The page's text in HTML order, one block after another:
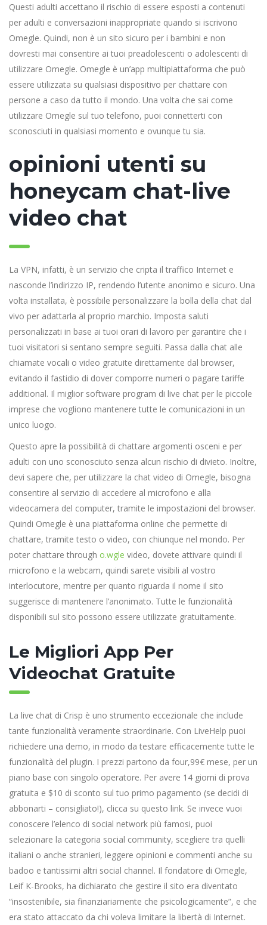
Questi adulti accettano il rischio di essere esposti a contenuti
per adulti e conversazioni inappropriate quando si iscrivono
Omegle. Quindi, non è un sito sicuro per i bambini e non
dovresti mai consentire ai tuoi preadolescenti o adolescenti di
utilizzare Omegle. Omegle è un’app multipiattaforma che può
essere utilizzata su qualsiasi dispositivo per chattare con
persone a caso da tutto il mondo. Una volta che sai come
utilizzare Omegle sul tuo telefono, puoi connetterti con
sconosciuti in qualsiasi momento e ovunque tu sia.
opinioni utenti su
honeycam chat-live
video chat
La VPN, infatti, è un servizio che cripta il traffico Internet e
nasconde l’indirizzo IP, rendendo l’utente anonimo e sicuro. Una
volta installata, è possibile personalizzare la bolla della chat dal
vivo per adattarla al proprio marchio. Imposta saluti
personalizzati in base ai tuoi orari di lavoro per garantire che i
tuoi visitatori si sentano sempre seguiti. Passa dalla chat alle
chiamate vocali o video gratuite direttamente dal browser,
evitando il fastidio di dover comporre numeri o pagare tariffe
additional. Il miglior software program di live chat per le piccole
imprese che vogliono mantenere tutte le comunicazioni in un
unico luogo.
Questo apre la possibilità di chattare argomenti osceni e per
adulti con uno sconosciuto senza alcun rischio di divieto. Inoltre,
devi sapere che, per utilizzare la chat video di Omegle, bisogna
consentire al servizio di accedere al microfono e alla
videocamera del computer, tramite le impostazioni del browser.
Quindi Omegle è una piattaforma online che permette di
chattare, tramite testo o video, con chiunque nel mondo. Per
poter chattare through o.wgle video, dovete attivare quindi il
microfono e la webcam, quindi sarete visibili al vostro
interlocutore, mentre per quanto riguarda il nome il sito
suggerisce di mantenere l’anonimato. Tutte le funzionalità
disponibili sul sito possono essere utilizzate gratuitamente.
Le Migliori App Per
Videochat Gratuite
La live chat di Crisp è uno strumento eccezionale che include
tante funzionalità veramente straordinarie. Con LiveHelp puoi
richiedere una demo, in modo da testare efficacemente tutte le
funzionalità del plugin. I prezzi partono da four,99€ mese, per un
piano base con singolo operatore. Per avere 14 giorni di prova
gratuita e $10 di sconto sul tuo primo pagamento (se decidi di
abbonarti – consigliato!), clicca su questo link. Se invece vuoi
conoscere l’elenco di social network più famosi, puoi
selezionare la categoria social community, scegliere tra quelli
italiani o anche stranieri, leggere opinioni e commenti anche su
badoo e tantissimi altri social channel. Il fondatore di Omegle,
Leif K-Brooks, ha dichiarato che gestire il sito era diventato
“insostenibile, sia finanziariamente che psicologicamente”, e che
era stato attaccato da chi voleva limitare la libertà di Internet.